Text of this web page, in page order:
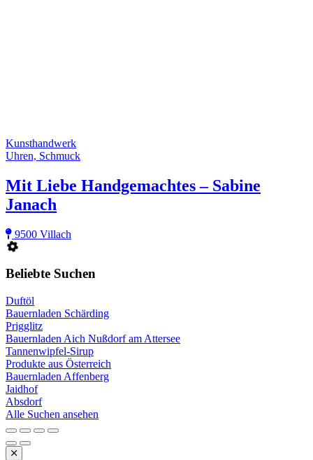
Kunsthandwerk
Uhren, Schmuck
Mit Liebe Handgemachtes – Sabine
Janach
9500 Villach
Beliebte Suchen
Duftöl
Bauernladen Schärding
Prigglitz
Bauernladen Aich Nußdorf am Attersee
Tannenwipfel-Sirup
Produkte aus Österreich
Bauernladen Affenberg
Jaidhof
Absdorf
Alle Suchen ansehen